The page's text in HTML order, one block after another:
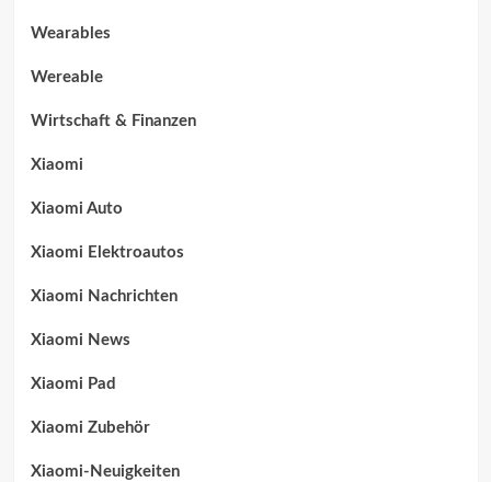
Wearables
Wereable
Wirtschaft & Finanzen
Xiaomi
Xiaomi Auto
Xiaomi Elektroautos
Xiaomi Nachrichten
Xiaomi News
Xiaomi Pad
Xiaomi Zubehör
Xiaomi-Neuigkeiten